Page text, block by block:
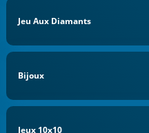
Jeu Aux Diamants
Bijoux
Jeux 10x10